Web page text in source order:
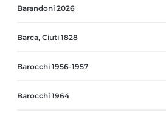
Barandoni 2026
Barca, Ciuti 1828
Barocchi 1956-1957
Barocchi 1964